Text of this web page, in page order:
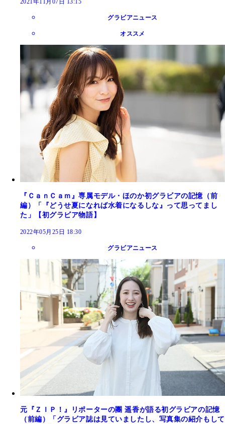
2021年11月07日 13:15
グラビアニュース
オススメ
『ＣａｎＣａｍ』専属モデル・ほのか初グラビアの記憶（前
編）「『どうせ夏になれば水着になるしな』って思ってまし
た」【初グラビア物語】
2022年05月25日 18:30
グラビアニュース
元『ＺＩＰ！』リポーターの團 遥香が語る初グラビアの記憶
（前編）「グラビア誌は見ていましたし、写真集の紹介もして